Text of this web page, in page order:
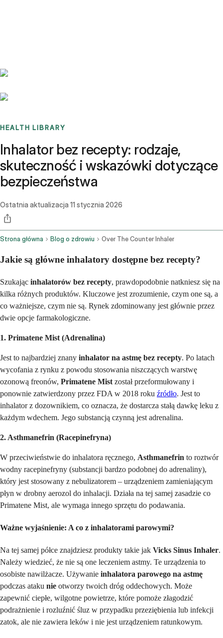
HEALTH LIBRARY
Inhalator bez recepty: rodzaje,
skuteczność i wskazówki dotyczące
bezpieczeństwa
Ostatnia aktualizacja 11 stycznia 2026
Strona główna Blog o zdrowiu Over The Counter Inhaler
Jakie są główne inhalatory dostępne bez recepty?
Szukając inhalatorów bez recepty, prawdopodobnie natkniesz się na
kilka różnych produktów. Kluczowe jest zrozumienie, czym one są, a
co ważniejsze, czym nie są. Rynek zdominowany jest głównie przez
dwie opcje farmakologiczne.
1. Primatene Mist (Adrenalina)
Jest to najbardziej znany inhalator na astmę bez recepty. Po latach
wycofania z rynku z powodu stosowania niszczących warstwę
ozonową freonów, Primatene Mist został przeformułowany i
ponownie zatwierdzony przez FDA w 2018 roku źródło. Jest to
inhalator z dozownikiem, co oznacza, że dostarcza stałą dawkę leku z
każdym wdechem. Jego substancją czynną jest adrenalina.
2. Asthmanefrin (Racepinefryna)
W przeciwieństwie do inhalatora ręcznego, Asthmanefrin to roztwór
wodny racepinefryny (substancji bardzo podobnej do adrenaliny),
który jest stosowany z nebulizatorem – urządzeniem zamieniającym
płyn w drobny aerozol do inhalacji. Działa na tej samej zasadzie co
Primatene Mist, ale wymaga innego sprzętu do podawania.
Ważne wyjaśnienie: A co z inhalatorami parowymi?
Na tej samej półce znajdziesz produkty takie jak Vicks Sinus Inhaler.
Należy wiedzieć, że nie są one leczeniem astmy. Te urządzenia to
osobiste nawilżacze. Używanie inhalatora parowego na astmę
podczas ataku nie otworzy twoich dróg oddechowych. Może
zapewnić ciepłe, wilgotne powietrze, które pomoże złagodzić
podrażnienie i rozluźnić śluz w przypadku przeziębienia lub infekcji
zatok, ale nie zawiera leków i nie jest urządzeniem ratunkowym.